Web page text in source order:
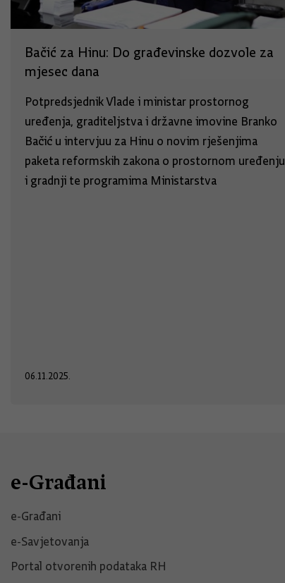
Bačić za Hinu: Do građevinske dozvole za
mjesec dana
Potpredsjednik Vlade i ministar prostornog
uređenja, graditeljstva i državne imovine Branko
Bačić u intervjuu za Hinu o novim rješenjima
paketa reformskih zakona o prostornom uređenju
i gradnji te programima Ministarstva
06.11.2025.
e-Građani
e-Građani
e-Savjetovanja
Portal otvorenih podataka RH